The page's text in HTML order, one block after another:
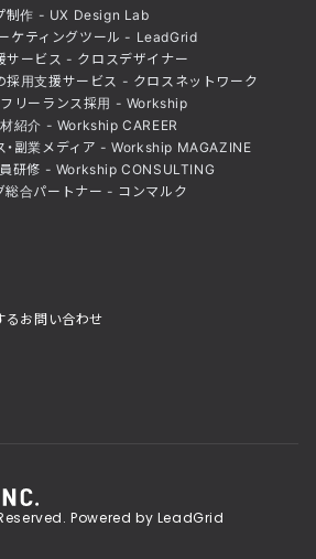
制作 - UX Design Lab
ケティングツール - LeadGrid
サービス - クロスデザイナー
採用支援サービス - クロスネットワーク
リーランス採用 - Workship
紹介 - Workship CAREER
・副業メディア - Workship MAGAZINE
員研修 - Workship CONSULTING
総合パートナー - コンマルク
るお問い合わせ
Powered by LeadGrid